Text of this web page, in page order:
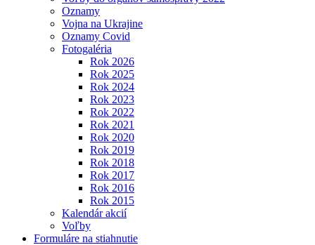
Oznamy
Vojna na Ukrajine
Oznamy Covid
Fotogaléria
Rok 2026
Rok 2025
Rok 2024
Rok 2023
Rok 2022
Rok 2021
Rok 2020
Rok 2019
Rok 2018
Rok 2017
Rok 2016
Rok 2015
Kalendár akcií
Voľby
Formuláre na stiahnutie